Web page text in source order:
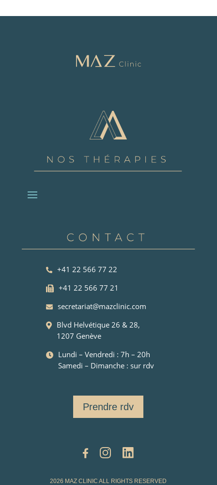
+41 22 566 77 22
+41 22 566 77 21
secretariat@mazclinic.com
Blvd Helvétique 26 & 28,
1207 Genève
Lundi – Vendredi : 7h – 20h
Samedi – Dimanche : sur rdv
Prendre rdv
2026 MAZ CLINIC ALL RIGHTS RESERVED